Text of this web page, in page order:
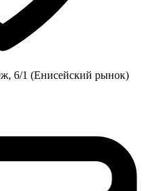
6/1 (Енисейский рынок)